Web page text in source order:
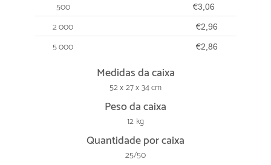
500 €3,06
2 000 €2,96
5 000 €2,86
Medidas da caixa
52 x 27 x 34 cm
Peso da caixa
12 kg
Quantidade por caixa
25/50